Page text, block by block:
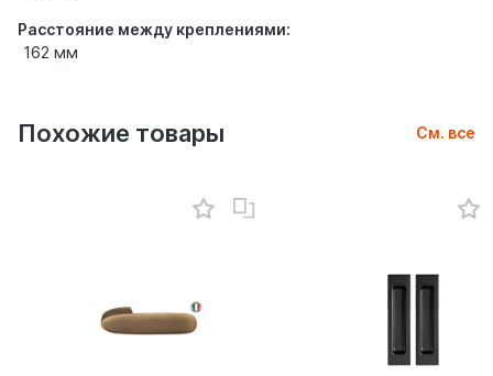
Расстояние между креплениями:
162 мм
Похожие товары См. все